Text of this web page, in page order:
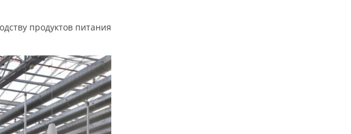
продуктов питания